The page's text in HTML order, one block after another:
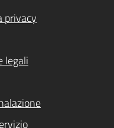
privacy
legali